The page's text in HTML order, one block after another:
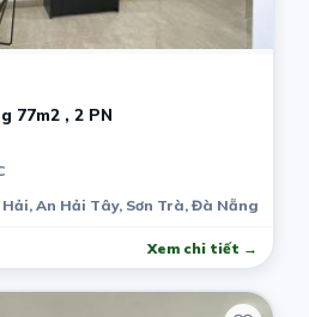
77m2 , 2 PN
An Hải Tây, Sơn Trà, Đà Nẵng, Việt
Xem chi tiết →